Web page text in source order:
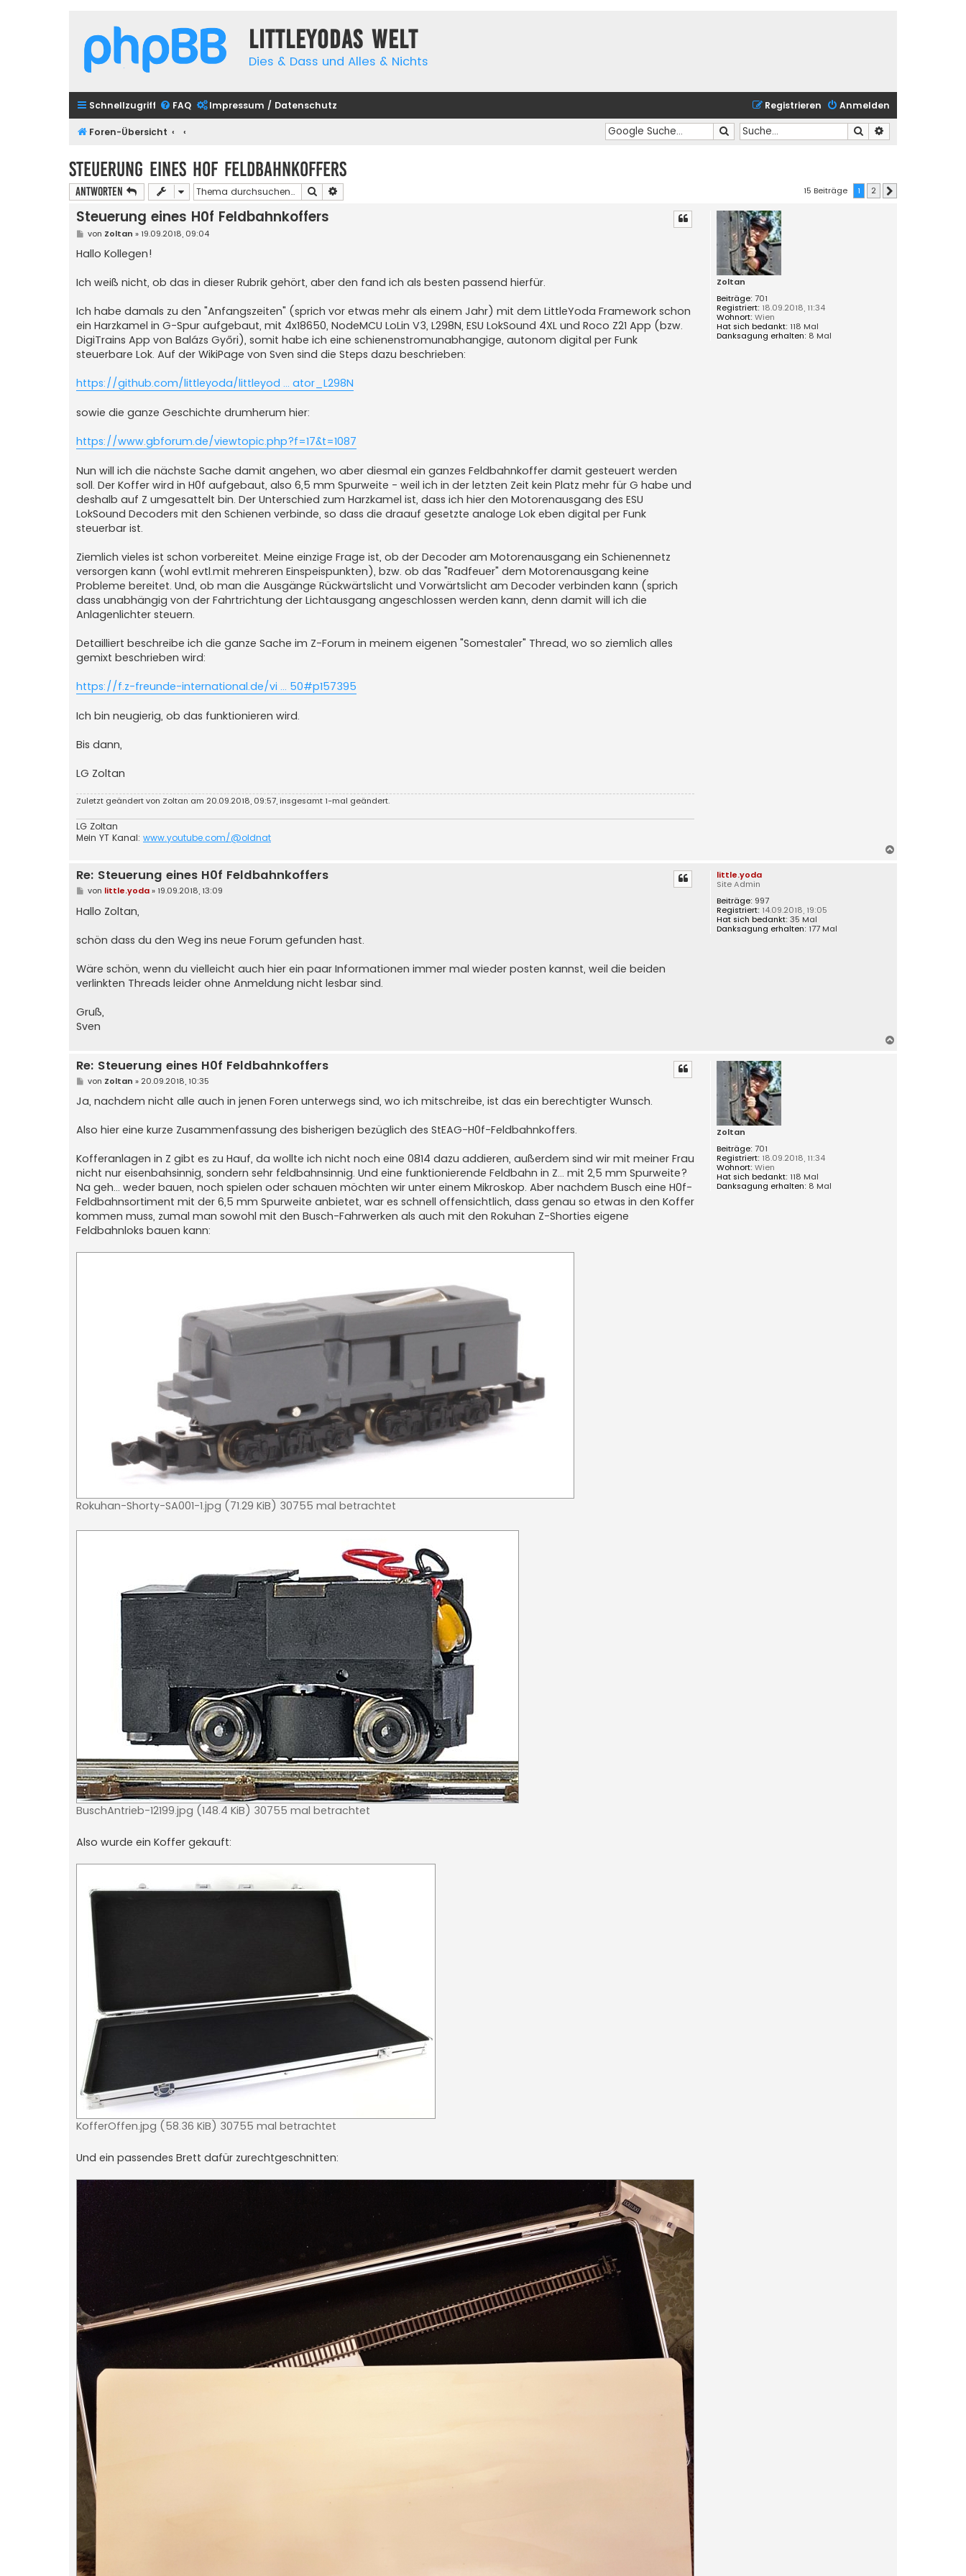
Littleyodas Welt
Dies & Dass und Alles & Nichts
Schnellzugriff FAQ Impressum / Datenschutz Anmelden
Registrieren
Foren-Übersicht Suche
Suche
Steuerung eines H0f Feldbahnkoffers
Antworten Suche 15 Beiträge 1 2
Zoltan
Beiträge: 701
Registriert: 18.09.2018, 11:34
Wohnort: Wien
Hat sich bedankt: 118 Mal
Danksagung erhalten: 8 Mal
Steuerung eines H0f Feldbahnkoffers
B
i
t
a
g
von Zoltan » 19.09.2018, 09:04
Hallo Kollegen!
Ich weiß nicht, ob das in dieser Rubrik gehört, aber den fand ich als besten passend hierfür.
Ich habe damals zu den "Anfangszeiten" (sprich vor etwas mehr als einem Jahr) mit dem LittleYoda Framework schon
ein Harzkamel in G-Spur aufgebaut, mit 4x18650, NodeMCU LoLin V3, L298N, ESU LokSound 4XL und Roco Z21 App (bzw.
DigiTrains App von Balázs Győri), somit habe ich eine schienenstromunabhangige, autonom digital per Funk
steuerbare Lok. Auf der WikiPage von Sven sind die Steps dazu beschrieben:
https://github.com/littleyoda/littleyod ... ator_L298N
sowie die ganze Geschichte drumherum hier:
https://www.gbforum.de/viewtopic.php?f=17&t=1087
Nun will ich die nächste Sache damit angehen, wo aber diesmal ein ganzes Feldbahnkoffer damit gesteuert werden
soll. Der Koffer wird in H0f aufgebaut, also 6,5 mm Spurweite - weil ich in der letzten Zeit kein Platz mehr für G habe und
deshalb auf Z umgesattelt bin. Der Unterschied zum Harzkamel ist, dass ich hier den Motorenausgang des ESU
LokSound Decoders mit den Schienen verbinde, so dass die draauf gesetzte analoge Lok eben digital per Funk
steuerbar ist.
Ziemlich vieles ist schon vorbereitet. Meine einzige Frage ist, ob der Decoder am Motorenausgang ein Schienennetz
versorgen kann (wohl evtl.mit mehreren Einspeispunkten), bzw. ob das "Radfeuer" dem Motorenausgang keine
Probleme bereitet. Und, ob man die Ausgänge Rückwärtslicht und Vorwärtslicht am Decoder verbinden kann (sprich
dass unabhängig von der Fahrtrichtung der Lichtausgang angeschlossen werden kann, denn damit will ich die
Anlagenlichter steuern.
Detailliert beschreibe ich die ganze Sache im Z-Forum in meinem eigenen "Somestaler" Thread, wo so ziemlich alles
gemixt beschrieben wird:
https://f.z-freunde-international.de/vi ... 50#p157395
Ich bin neugierig, ob das funktionieren wird.
Bis dann,
LG Zoltan
Zuletzt geändert von Zoltan am 20.09.2018, 09:57, insgesamt 1-mal geändert.
LG Zoltan
Mein YT Kanal: www.youtube.com/@oldnat
little.yoda
Site Admin
Beiträge: 997
Registriert: 14.09.2018, 19:05
Hat sich bedankt: 35 Mal
Danksagung erhalten: 177 Mal
Re: Steuerung eines H0f Feldbahnkoffers
B
i
t
a
g
von little.yoda» 19.09.2018, 13:09
Hallo Zoltan,
schön dass du den Weg ins neue Forum gefunden hast.
Wäre schön, wenn du vielleicht auch hier ein paar Informationen immer mal wieder posten kannst, weil die beiden
verlinkten Threads leider ohne Anmeldung nicht lesbar sind.
Gruß,
Sven
Zoltan
Beiträge: 701
Registriert: 18.09.2018, 11:34
Wohnort: Wien
Hat sich bedankt: 118 Mal
Danksagung erhalten: 8 Mal
Re: Steuerung eines H0f Feldbahnkoffers
B
i
t
a
g
von Zoltan » 20.09.2018, 10:35
Ja, nachdem nicht alle auch in jenen Foren unterwegs sind, wo ich mitschreibe, ist das ein berechtigter Wunsch.
Also hier eine kurze Zusammenfassung des bisherigen bezüglich des StEAG-H0f-Feldbahnkoffers.
Kofferanlagen in Z gibt es zu Hauf, da wollte ich nicht noch eine 0814 dazu addieren, außerdem sind wir mit meiner Frau
nicht nur eisenbahsinnig, sondern sehr feldbahnsinnig. Und eine funktionierende Feldbahn in Z... mit 2,5 mm Spurweite?
Na geh... weder bauen, noch spielen oder schauen möchten wir unter einem Mikroskop. Aber nachdem Busch eine H0f-
Feldbahnsortiment mit der 6,5 mm Spurweite anbietet, war es schnell offensichtlich, dass genau so etwas in den Koffer
kommen muss, zumal man sowohl mit den Busch-Fahrwerken als auch mit den Rokuhan Z-Shorties eigene
Feldbahnloks bauen kann:
Rokuhan-Shorty-SA001-1.jpg (71.29 KiB) 30755 mal betrachtet
BuschAntrieb-12199.jpg (148.4 KiB) 30755 mal betrachtet
Also wurde ein Koffer gekauft:
KofferOffen.jpg (58.36 KiB) 30755 mal betrachtet
Und ein passendes Brett dafür zurechtgeschnitten: